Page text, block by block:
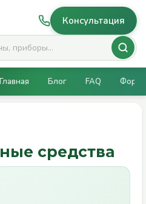
Консультация
Главная Блог FAQ Форум
средства